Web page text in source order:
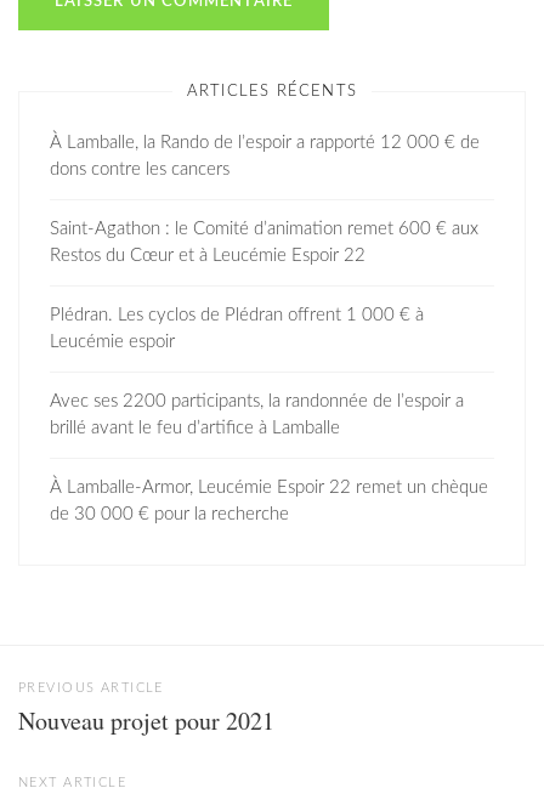
ARTICLES RÉCENTS
À Lamballe, la Rando de l’espoir a rapporté 12 000 € de
dons contre les cancers
Saint-Agathon : le Comité d’animation remet 600 € aux
Restos du Cœur et à Leucémie Espoir 22
Plédran. Les cyclos de Plédran offrent 1 000 € à
Leucémie espoir
Avec ses 2200 participants, la randonnée de l’espoir a
brillé avant le feu d’artifice à Lamballe
À Lamballe-Armor, Leucémie Espoir 22 remet un chèque
de 30 000 € pour la recherche
PREVIOUS ARTICLE
Nouveau projet pour 2021
NEXT ARTICLE